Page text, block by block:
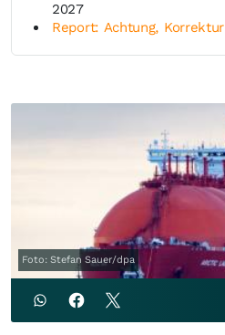
2027
Report: Achtung,
Foto: Stefan Sauer/dpa